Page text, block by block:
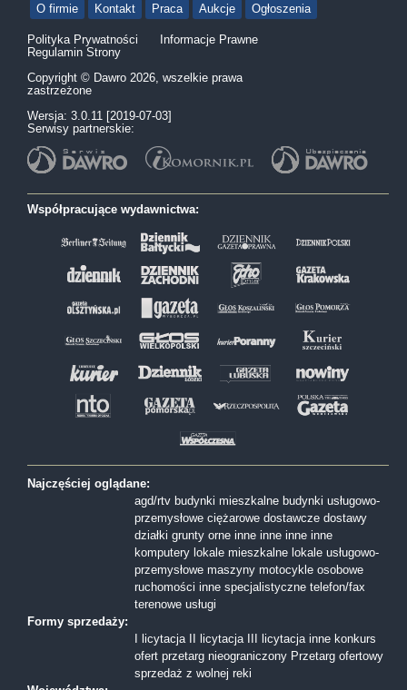
O firmie Kontakt Praca Aukcje Ogłoszenia
Polityka Prywatności
Informacje Prawne
Regulamin Strony
Copyright © Dawro 2026, wszelkie prawa
zastrzeżone
Wersja: 3.0.11 [2019-07-03]
Serwisy partnerskie:
Współpracujące wydawnictwa:
Najczęściej oglądane:
agd/rtv budynki mieszkalne budynki usługowo-
przemysłowe ciężarowe dostawcze dostawy
działki grunty orne inne inne inne inne
komputery lokale mieszkalne lokale usługowo-
przemysłowe maszyny motocykle osobowe
ruchomości inne specjalistyczne telefon/fax
terenowe usługi
Formy sprzedaży:
I licytacja
II licytacja III licytacja inne konkurs
ofert przetarg nieograniczony Przetarg ofertowy
sprzedaż z wolnej reki